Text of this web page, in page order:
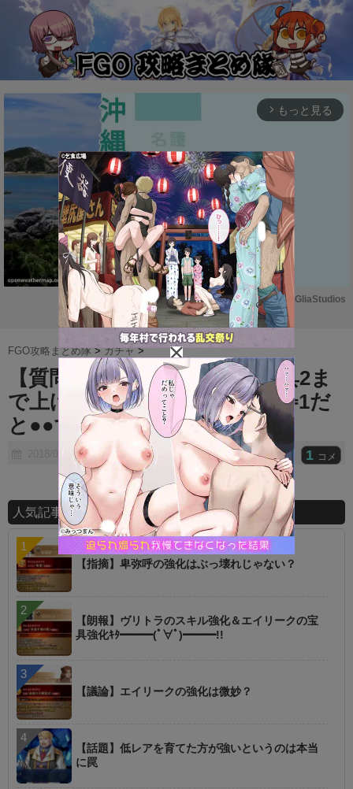
arrow_forward_ios もっと見る
M
u
t
Powered by GliaStudios
FGO攻略まとめ隊 >ガチャ >
【質問】術ネロ欲しいけど宝具2ま
で上げられないと微妙なの？⇐1だ
と●●するらしいぞ‥‥
2018/06/28 1 コメ
人気記事ランキング
【指摘】卑弥呼の強化はぶっ壊れじゃない？
【朗報】ヴリトラのスキル強化＆エイリークの宝
具強化ｷﾀ━━━(ﾟ∀ﾟ)━━━!!
【議論】エイリークの強化は微妙？
【話題】低レアを育てた方が強いというのは本当
に罠